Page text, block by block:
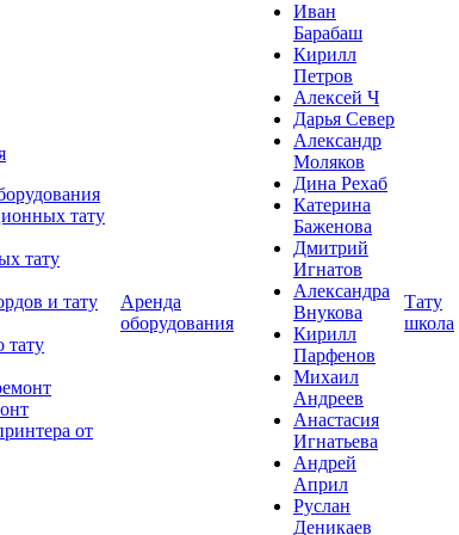
тату
тату
и тату
тату
от
Аренда
оборудования
Иван
Барабаш
Кирилл
Петров
Алексей Ч
Дарья Север
Александр
Моляков
Дина Рехаб
Катерина
Баженова
Дмитрий
Игнатов
Александра
Внукова
Кирилл
Парфенов
Михаил
Андреев
Анастасия
Игнатьева
Андрей
Април
Руслан
Деникаев
Тату
школа